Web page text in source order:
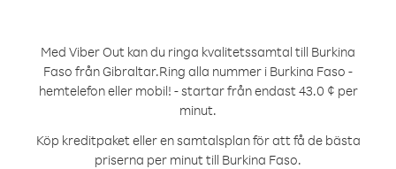
Med Viber Out kan du ringa kvalitetssamtal till Burkina
Faso från Gibraltar.Ring alla nummer i Burkina Faso -
hemtelefon eller mobil! - startar från endast 43.0 ¢ per
minut.
Köp kreditpaket eller en samtalsplan för att få de bästa
priserna per minut till Burkina Faso.